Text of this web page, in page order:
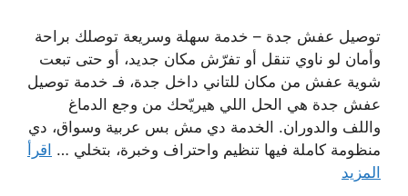
توصيل عفش جدة – خدمة سهلة وسريعة توصلك براحة
وأمان لو ناوي تنقل أو تفرّش مكان جديد، أو حتى تبعت
شوية عفش من مكان للتاني داخل جدة، فـ خدمة توصيل
عفش جدة هي الحل اللي هيريّحك من وجع الدماغ
واللف والدوران. الخدمة دي مش بس عربية وسواق، دي
منظومة كاملة فيها تنظيم واحتراف وخبرة، بتخلي … اقرأ
المزيد